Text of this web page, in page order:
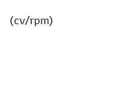
(cv/rpm)